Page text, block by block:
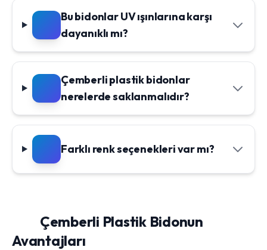
Bu bidonlar UV ışınlarına karşı
dayanıklı mı?
Çemberli plastik bidonlar
nerelerde saklanmalıdır?
Farklı renk seçenekleri var mı?
Çemberli Plastik Bidonun
Avantajları